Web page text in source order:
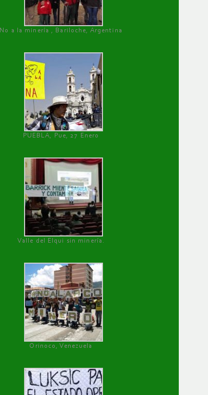
No a la minería , Bariloche, Argentina
PUEBLA, Pue, 27 Enero
Valle del Elqui sin minería.
Orinoco, Venezuela